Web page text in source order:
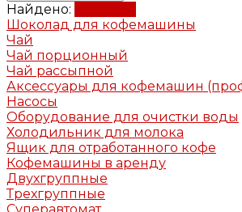
Найдено:
Шоколад для кофемашины
Чай
Чай порционный
Чай рассыпной
Аксессуары для кофемашин
Насосы
Оборудование для очистки воды
Холодильник для молока
Ящик для отработанного кофе
Кофемашины в аренду
Двухгруппные
Трехгруппные